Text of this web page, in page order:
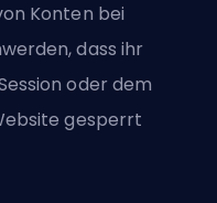
Konten bei
dass ihr
oder dem
gesperrt